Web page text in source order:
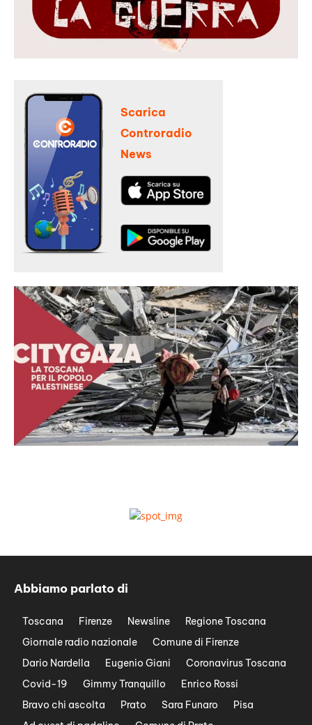
Scarica
Controradio
News
Abbiamo parlato di
Toscana Firenze Newsline
Regione Toscana
Giornale radio nazionale
Comune di Firenze
Dario Nardella
Eugenio Giani
Coronavirus Toscana
Covid-19
Gimmy Tranquillo
Enrico Rossi
Bravo chi ascolta
Prato Sara Funaro
Pisa